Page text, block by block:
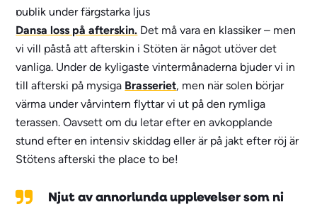
Dansa loss på afterskin. Det må vara en klassiker – men
vi vill påstå att afterskin i Stöten är något utöver det
vanliga. Under de kyligaste vintermånaderna bjuder vi in
till afterski på mysiga Brasseriet, men när solen börjar
värma under vårvintern flyttar vi ut på den rymliga
terassen. Oavsett om du letar efter en avkopplande
stund efter en intensiv skiddag eller är på jakt efter röj är
Stötens afterski the place to be!
Njut av annorlunda upplevelser som ni